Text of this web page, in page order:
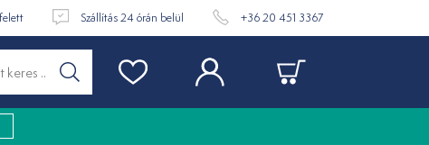
Szállítás 24 órán belül +36 20 451 3367